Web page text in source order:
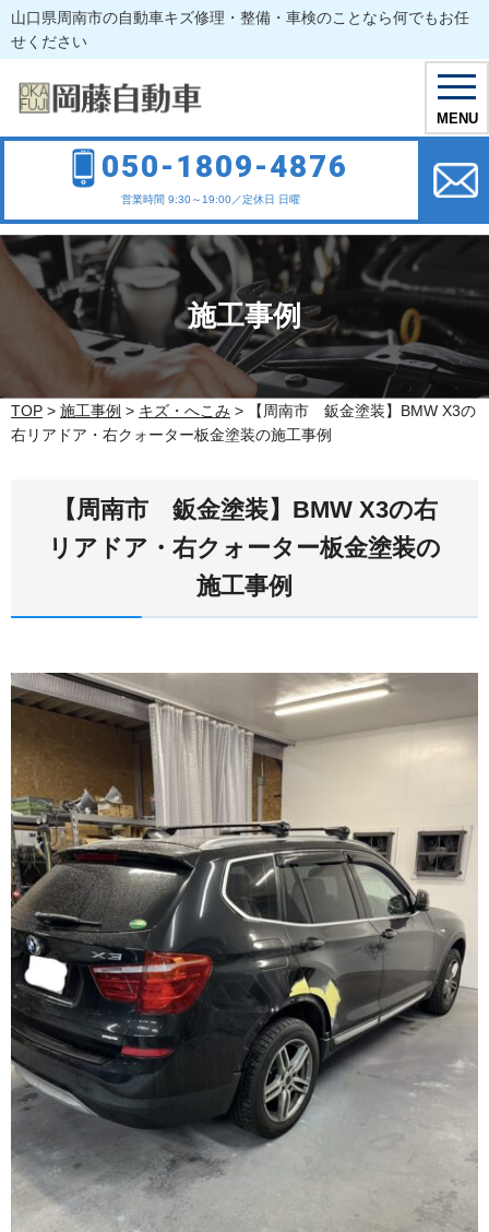
MENU
山口県周南市の自動車キズ修理・整備・車検のことなら何でもお任
せください
050-1809-4876
営業時間 9:30～19:00／定休日 日曜
施工事例
TOP > 施工事例 > キズ・へこみ >
【周南市 鈑金塗装】BMW X3の
右リアドア・右クォーター板金塗装の施工事例
【周南市 鈑金塗装】BMW X3の右
リアドア・右クォーター板金塗装の
施工事例